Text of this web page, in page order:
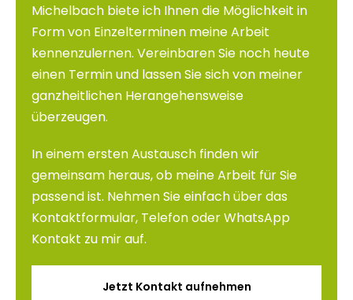
Michelbach biete ich Ihnen die Möglichkeit in
Form von Einzelterminen meine Arbeit
kennenzulernen. Vereinbaren Sie noch heute
einen Termin und lassen Sie sich von meiner
ganzheitlichen Herangehensweise
überzeugen.
In einem ersten Austausch finden wir
gemeinsam heraus, ob meine Arbeit für Sie
passend ist. Nehmen Sie einfach über das
Kontaktformular, Telefon oder WhatsApp
Kontakt zu mir auf.
Jetzt Kontakt aufnehmen